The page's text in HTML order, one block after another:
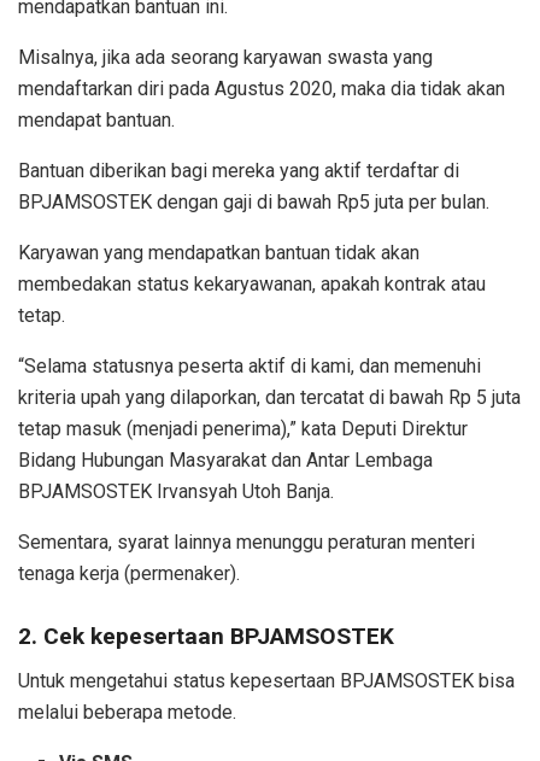
mendapatkan bantuan ini.
Misalnya, jika ada seorang karyawan swasta yang
mendaftarkan diri pada Agustus 2020, maka dia tidak akan
mendapat bantuan.
Bantuan diberikan bagi mereka yang aktif terdaftar di
BPJAMSOSTEK dengan gaji di bawah Rp5 juta per bulan.
Karyawan yang mendapatkan bantuan tidak akan
membedakan status kekaryawanan, apakah kontrak atau
tetap.
“Selama statusnya peserta aktif di kami, dan memenuhi
kriteria upah yang dilaporkan, dan tercatat di bawah Rp 5 juta
tetap masuk (menjadi penerima),” kata Deputi Direktur
Bidang Hubungan Masyarakat dan Antar Lembaga
BPJAMSOSTEK Irvansyah Utoh Banja.
Sementara, syarat lainnya menunggu peraturan menteri
tenaga kerja (permenaker).
2. Cek kepesertaan BPJAMSOSTEK
Untuk mengetahui status kepesertaan BPJAMSOSTEK bisa
melalui beberapa metode.